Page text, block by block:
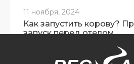
11 ноября, 2024
Как запустить корову?
запуск перед отелом